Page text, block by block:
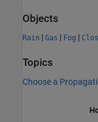
Objects
Rain | Gas | Fog |
Topics
Choose a